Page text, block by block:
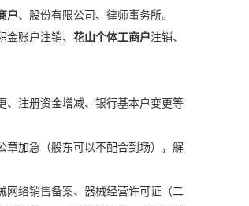
户、股份有限公司、律师事务所。
金账户注销、 花山个体工商户注销、
、注册资金增减、银行基本户变更等
章加急（股东可以不配合到场），解
络销售备案、器械经营许可证（二